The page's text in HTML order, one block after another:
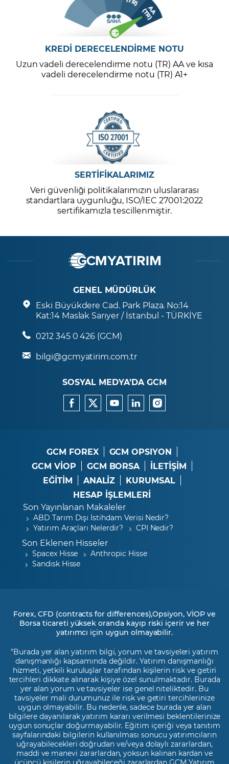
KREDİ DERECELENDİRME NOTU
Uzun vadeli derecelendirme notu (TR) AA ve kısa
vadeli derecelendirme notu (TR) A1+
SERTİFİKALARIMIZ
Veri güvenliği politikalarımızın uluslararası
standartlara uygunluğu, ISO/IEC 27001:2022
sertifikamızla tescillenmiştir.
GENEL MÜDÜRLÜK
Eski Büyükdere Cad. Park Plaza. No:14
Kat:14 Maslak Sarıyer / İstanbul - TÜRKİYE
0212 345 0 426 (GCM)
bilgi@gcmyatirim.com.tr
SOSYAL MEDYA’DA GCM
GCM FOREX
GCM OPSIYON
GCM VİOP
GCM BORSA
İLETİŞİM
EĞİTİM
ANALİZ
KURUMSAL
HESAP İŞLEMLERİ
Son Yayınlanan Makaleler
ABD Tarım Dışı İstihdam Verisi Nedir?
Yatırım Araçları Nelerdir?
CPI Nedir?
Son Eklenen Hisseler
Spacex Hisse
Anthropic Hisse
Sandisk Hisse
Forex, CFD (contracts for differences),Opsiyon, VİOP ve
Borsa ticareti yüksek oranda kayıp riski içerir ve her
yatırımcı için uygun olmayabilir.
"Burada yer alan yatırım bilgi, yorum ve tavsiyeleri yatırım
danışmanlığı kapsamında değildir. Yatırım danışmanlığı
hizmeti, yetkili kuruluşlar tarafından kişilerin risk ve getiri
tercihleri dikkate alınarak kişiye özel sunulmaktadır. Burada
yer alan yorum ve tavsiyeler ise genel niteliktedir. Bu
tavsiyeler mali durumunuz ile risk ve getiri tercihlerinize
uygun olmayabilir. Bu nedenle, sadece burada yer alan
bilgilere dayanılarak yatırım kararı verilmesi beklentilerinize
uygun sonuçlar doğurmayabilir. Eğitim içeriği veya tanıtım
sayfalarındaki bilgilerin kullanılması sonucu yatırımcıların
uğrayabilecekleri doğrudan ve/veya dolaylı zararlardan,
maddi ve manevi zararlardan, yoksun kalınan kardan ve